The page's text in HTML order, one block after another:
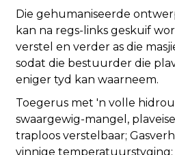
Die gehumaniseerde
kan na regs-links geskuif
verstel en verder as die
sodat die bestuurder die
eniger tyd kan waarneem.
Toegerus met 'n volle
swaargewig-mangel,
traploos verstelbaar;
vinnige temperatuurstyging;